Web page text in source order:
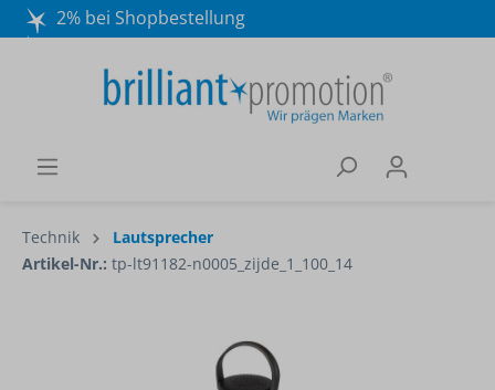
2% bei Shopbestellung
Wir beraten Sie gerne:
040 / 570 18 25 70
Technik
Lautsprecher
Artikel-Nr.: tp-lt91182-n0005_zijde_1_100_14